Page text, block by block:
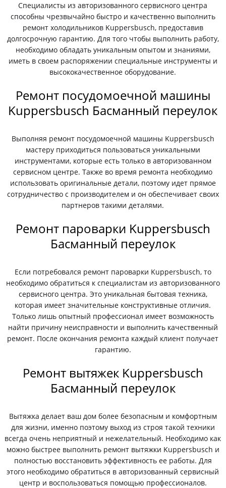
Специалисты из авторизованного сервисного центра
способны чрезвычайно быстро и качественно выполнить
ремонт холодильников Kuppersbusch, предоставив
долгосрочную гарантию. Для того чтобы выполнить работу,
необходимо обладать уникальным опытом и знаниями,
иметь в своем распоряжении специальные инструменты и
высококачественное оборудование.
Ремонт посудомоечной машины
Kuppersbusch Басманный переулок
Выполняя ремонт посудомоечной машины Kuppersbusch
мастеру приходиться пользоваться уникальными
инструментами, которые есть только в авторизованном
сервисном центре. Также во время ремонта необходимо
использовать оригинальные детали, поэтому идет прямое
сотрудничество с производителем и он обеспечивает своих
партнеров такими деталями.
Ремонт пароварки Kuppersbusch
Басманный переулок
Если потребовался ремонт пароварки Kuppersbusch, то
необходимо обратиться к специалистам из авторизованного
сервисного центра. Это уникальная бытовая техника,
которая имеет значительные конструктивные отличия.
Только лишь опытный профессионал имеет возможность
найти причину неисправности и выполнить качественный
ремонт. После окончания ремонта каждый клиент получает
гарантию.
Ремонт вытяжек Kuppersbusch
Басманный переулок
Вытяжка делает ваш дом более безопасным и комфортным
для жизни, именно поэтому выход из строя такой техники
всегда очень неприятный и нежелательный. Необходимо как
можно быстрее выполнить ремонт вытяжки Kuppersbusch и
полностью восстановить эффективность ее работы. Для
этого необходимо обратиться в авторизованный сервисный
центр и воспользоваться помощью профессионалов.